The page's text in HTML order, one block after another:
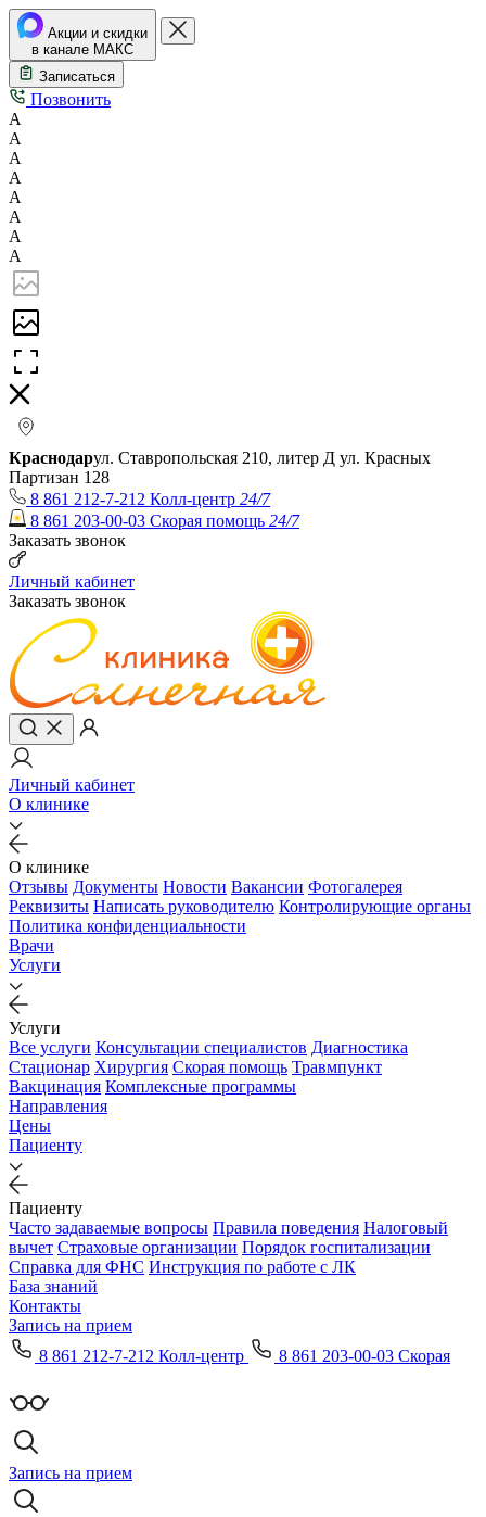
Акции и скидки
в канале МАКС
Записаться
Позвонить
А
А
А
А
А
А
А
А
Краснодарул. Ставропольская 210, литер Д ул. Красных
Партизан 128
8 861 212-7-212 Колл-центр 24/7
8 861 203-00-03 Скорая помощь 24/7
Заказать звонок
Личный кабинет
Заказать звонок
Личный кабинет
О клинике
О клинике
Отзывы Документы Новости Вакансии Фотогалерея
Реквизиты Написать руководителю Контролирующие органы
Политика конфиденциальности
Врачи
Услуги
Услуги
Все услуги Консультации специалистов Диагностика
Стационар Хирургия Скорая помощь Травмпункт
Вакцинация Комплексные программы
Направления
Цены
Пациенту
Пациенту
Часто задаваемые вопросы Правила поведения Налоговый
вычет Страховые организации Порядок госпитализации
Справка для ФНС Инструкция по работе с ЛК
База знаний
Контакты
Запись на прием
8 861 212-7-212 Колл-центр
8 861 203-00-03 Скорая
Запись на прием